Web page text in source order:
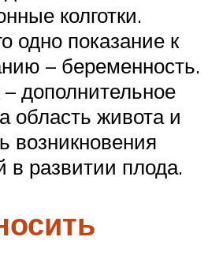
колготки.
одно показание к
– беременность.
– дополнительное
область живота и
возникновения
в развитии плода.